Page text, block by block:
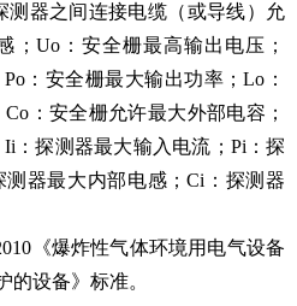
测器之间连接电缆（或导线）允
；Uo：安全栅最高输出电压；
：安全栅最大输出功率；Lo：
：安全栅允许最大外部电容；
：探测器最大输入电流；Pi：探
器最大内部电感；Ci：探测器
《爆炸性气体环境用电气设备
的设备》标准。